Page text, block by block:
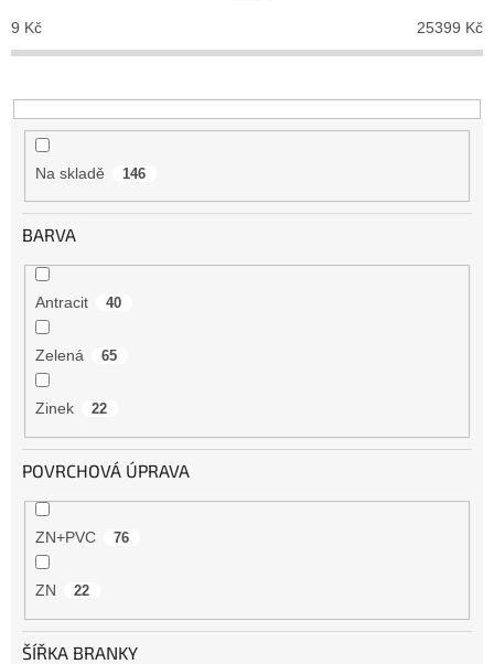
o
d
k
t
9 Kč 25399 Kč
Na skladě 146
BARVA
Antracit 40
Zelená 65
Zinek 22
POVRCHOVÁ ÚPRAVA
ZN+PVC 76
ZN 22
ŠÍŘKA BRANKY